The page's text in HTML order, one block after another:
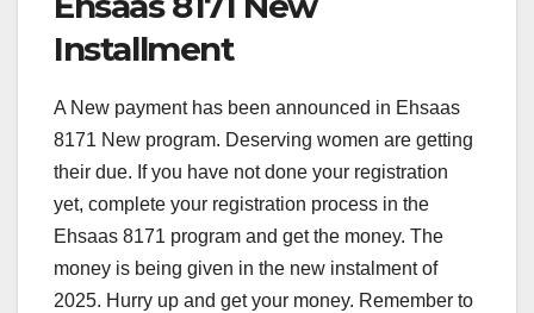
Installment
A New payment has been announced in Ehsaas
8171 New program. Deserving women are getting
their due. If you have not done your registration
yet, complete your registration process in the
Ehsaas 8171 program and get the money. The
money is being given in the new instalment of
2025. Hurry up and get your money. Remember to